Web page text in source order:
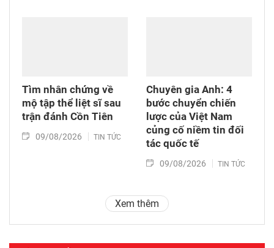
Tìm nhân chứng về
mộ tập thể liệt sĩ sau
trận đánh Cồn Tiên
09/08/2026 TIN TỨC
Chuyên gia Anh: 4
bước chuyển chiến
lược của Việt Nam
củng cố niềm tin đối
tác quốc tế
09/08/2026 TIN TỨC
Xem thêm